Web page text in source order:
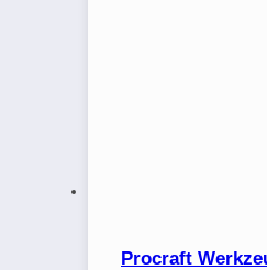
Procraft